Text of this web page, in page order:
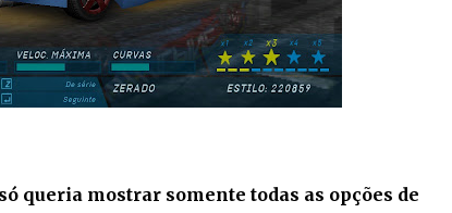
queria mostrar somente todas as opções de